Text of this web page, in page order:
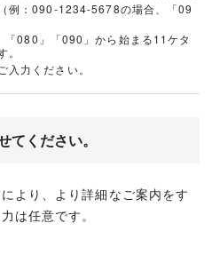
例：090-1234-5678の場合、「09
080」「090」から始まる11ケタ
力ください。
てください。
より、より詳細なご案内をす
は任意です。